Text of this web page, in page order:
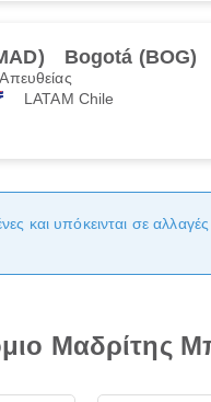
Bogotá (BOG)
Απευθείας
LATAM Chile
και υπόκεινται σε
Μαδρίτης